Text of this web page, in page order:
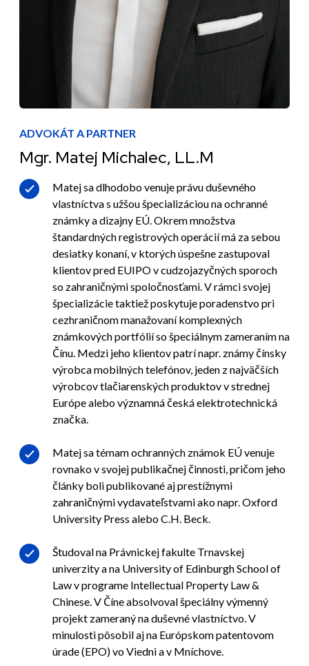
ADVOKÁT A PARTNER
Mgr. Matej Michalec, LL.M
Matej sa dlhodobo venuje právu duševného
vlastníctva s užšou špecializáciou na ochranné
známky a dizajny EÚ. Okrem množstva
štandardných registrových operácií má za sebou
desiatky konaní, v ktorých úspešne zastupoval
klientov pred EUIPO v cudzojazyčných sporoch
so zahraničnými spoločnosťami. V rámci svojej
špecializácie taktiež poskytuje poradenstvo pri
cezhraničnom manažovaní komplexných
známkových portfólií so špeciálnym zameraním na
Čínu. Medzi jeho klientov patrí napr. známy čínsky
výrobca mobilných telefónov, jeden z najväčších
výrobcov tlačiarenských produktov v strednej
Európe alebo významná česká elektrotechnická
značka.
Matej sa témam ochranných známok EÚ venuje
rovnako v svojej publikačnej činnosti, pričom jeho
články boli publikované aj prestížnymi
zahraničnými vydavateľstvami ako napr. Oxford
University Press alebo C.H. Beck.
Študoval na Právnickej fakulte Trnavskej
univerzity a na University of Edinburgh School of
Law v programe Intellectual Property Law &
Chinese. V Číne absolvoval špeciálny výmenný
projekt zameraný na duševné vlastníctvo. V
minulosti pôsobil aj na Európskom patentovom
úrade (EPO) vo Viedni a v Mníchove.